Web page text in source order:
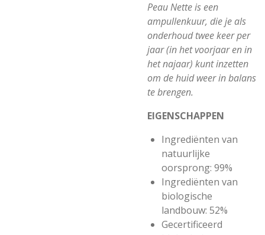
Peau Nette is een
ampullenkuur, die je als
onderhoud twee keer per
jaar (in het voorjaar en in
het najaar) kunt inzetten
om de huid weer in balans
te brengen.
EIGENSCHAPPEN
Ingrediënten van
natuurlijke
oorsprong: 99%
Ingrediënten van
biologische
landbouw: 52%
Gecertificeerd